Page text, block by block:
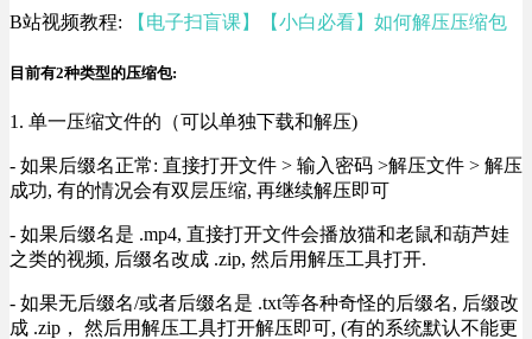
B站视频教程: 【电子扫盲课】【小白必看】如何解压压缩包
目前有2种类型的压缩包:
1. 单一压缩文件的（可以单独下载和解压)
- 如果后缀名正常: 直接打开文件 > 输入密码 >解压文件 > 解压
成功, 有的情况会有双层压缩, 再继续解压即可
- 如果后缀名是 .mp4, 直接打开文件会播放猫和老鼠和葫芦娃
之类的视频, 后缀名改成 .zip, 然后用解压工具打开.
- 如果无后缀名/或者后缀名是 .txt等各种奇怪的后缀名, 后缀改
成 .zip， 然后用解压工具打开解压即可, (有的系统默认不能更